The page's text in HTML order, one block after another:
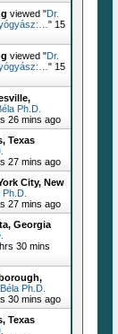
viewed "Dr.
" 15
viewed "Dr.
" 15
Ph.D.
26 mins ago
Texas
27 mins ago
City, New
27 mins ago
Georgia
30 mins
Ph.D.
30 mins ago
Texas